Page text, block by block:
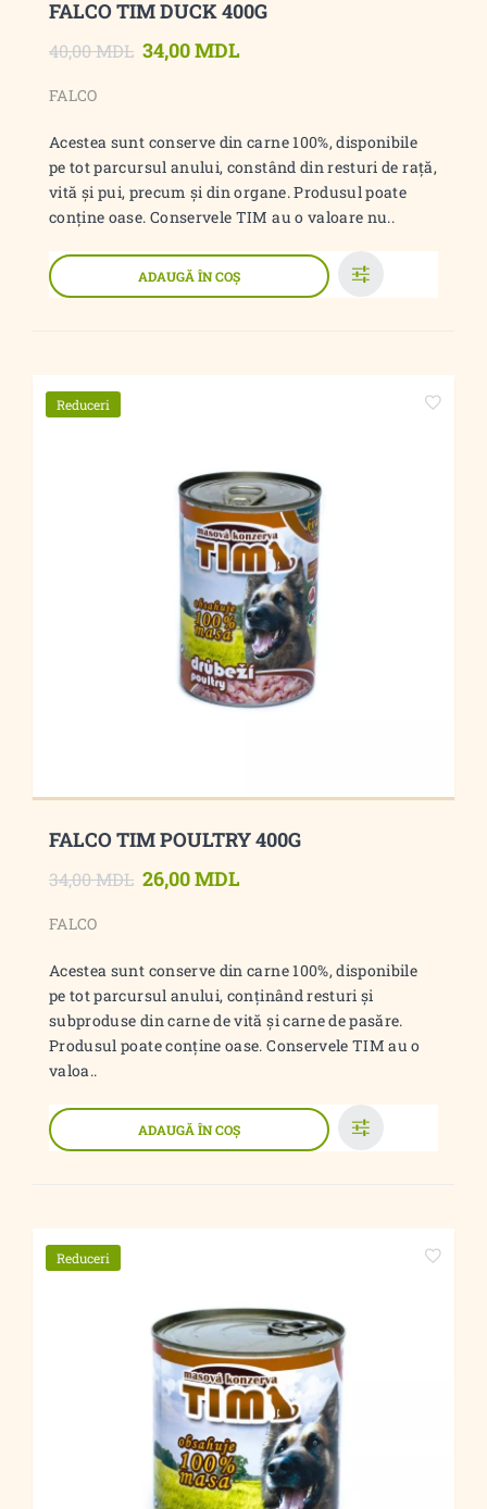
FALCO TIM DUCK 400G
40,00 MDL 34,00 MDL
FALCO
Acestea sunt conserve din carne 100%, disponibile
pe tot parcursul anului, constând din resturi de rață,
vită și pui, precum și din organe. Produsul poate
conține oase. Conservele TIM au o valoare nu..
ADAUGĂ ÎN COŞ
Reduceri
FALCO TIM POULTRY 400G
34,00 MDL 26,00 MDL
FALCO
Acestea sunt conserve din carne 100%, disponibile
pe tot parcursul anului, conținând resturi și
subproduse din carne de vită și carne de pasăre.
Produsul poate conține oase. Conservele TIM au o
valoa..
ADAUGĂ ÎN COŞ
Reduceri